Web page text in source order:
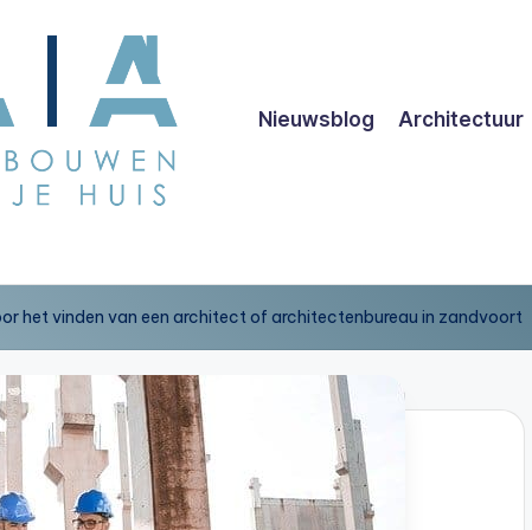
Nieuwsblog Architectuur
het vinden van een architect of architectenbureau in zandvoort